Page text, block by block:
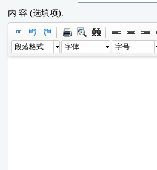
内 容 (选填项):
段落格式 字体 字号